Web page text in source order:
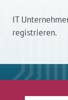
IT
registrieren.